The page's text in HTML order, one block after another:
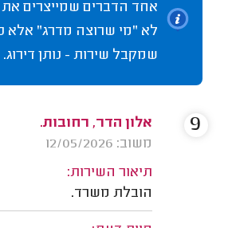
אחד הדברים שמייצרים את
לא "מי שרוצה מדרג" אלא
שמקבל שירות - נותן דירוג.
אלון הדר, רחובות.
משוב: 12/05/2026
תיאור השירות:
הובלת משרד.
9